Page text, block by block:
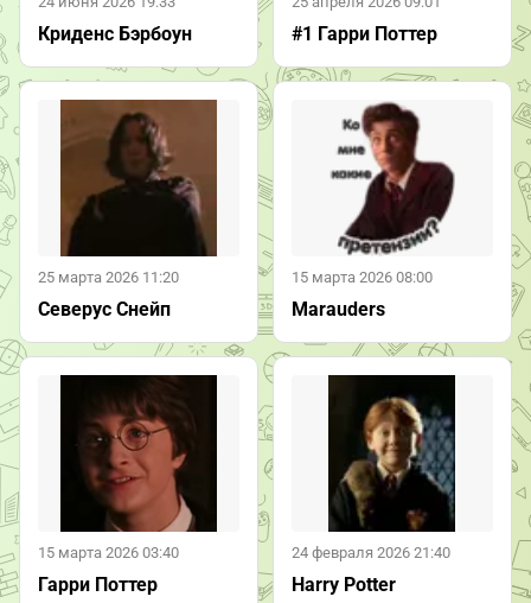
Криденс Бэрбоун #1 Гарри Поттер
25 марта 2026 11:20
Северус Снейп
15 марта 2026 08:00
Marauders
15 марта 2026 03:40
Гарри Поттер
24 февраля 2026 21:40
Harry Potter